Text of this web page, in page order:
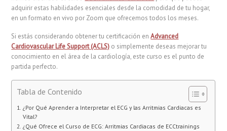
adquirir estas habilidades esenciales desde la comodidad de tu hogar,
en un formato en vivo por Zoom que ofrecemos todos los meses.
Si estás considerando obtener tu certificación enAdvanced
Cardiovascular Life Support (ACLS) o simplemente deseas mejorar tu
conocimiento en el área de la cardiología, este curso es el punto de
partida perfecto.
Tabla de Contenido
¿Por Qué Aprender a Interpretar el ECG y las Arritmias Cardiacas es
Vital?
¿Qué Ofrece el Curso de ECG: Arritmias Cardiacas de ECCtrainings